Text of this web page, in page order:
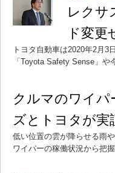
レクサ
ド変更
トヨタ自動車は2020年2月3
「Toyota Safety Sense」や
クルマのワイパ
ズとトヨタが実
低い位置の雲が降らせる雨
ワイパーの稼働状況から把握